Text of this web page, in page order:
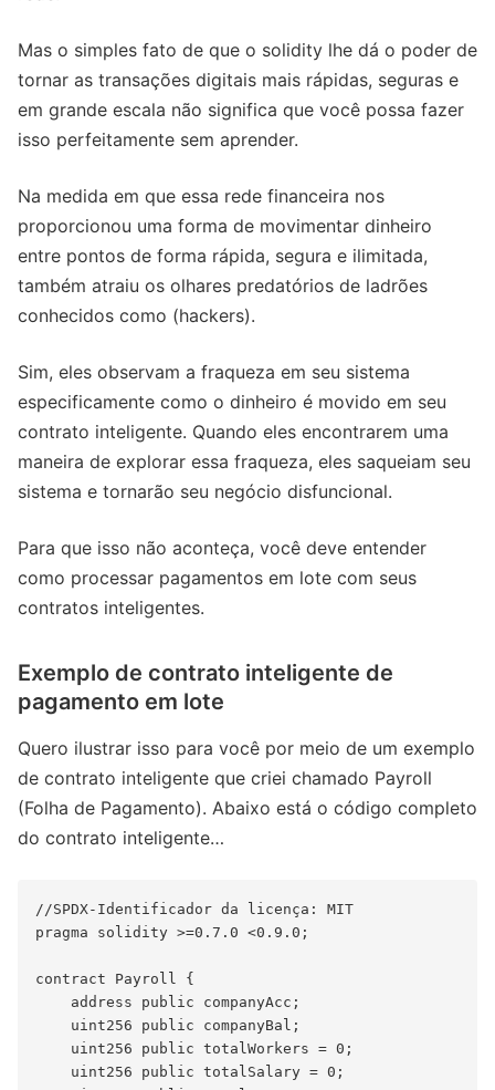
Mas o simples fato de que o solidity lhe dá o poder de
tornar as transações digitais mais rápidas, seguras e
em grande escala não significa que você possa fazer
isso perfeitamente sem aprender.
Na medida em que essa rede financeira nos
proporcionou uma forma de movimentar dinheiro
entre pontos de forma rápida, segura e ilimitada,
também atraiu os olhares predatórios de ladrões
conhecidos como (hackers).
Sim, eles observam a fraqueza em seu sistema
especificamente como o dinheiro é movido em seu
contrato inteligente. Quando eles encontrarem uma
maneira de explorar essa fraqueza, eles saqueiam seu
sistema e tornarão seu negócio disfuncional.
Para que isso não aconteça, você deve entender
como processar pagamentos em lote com seus
contratos inteligentes.
Exemplo de contrato inteligente de
pagamento em lote
Quero ilustrar isso para você por meio de um exemplo
de contrato inteligente que criei chamado Payroll
(Folha de Pagamento). Abaixo está o código completo
do contrato inteligente…
//SPDX-Identificador da licença: MIT
pragma solidity >=0.7.0 <0.9.0;
contract Payroll {
    address public companyAcc;
    uint256 public companyBal;
    uint256 public totalWorkers = 0;
    uint256 public totalSalary = 0;